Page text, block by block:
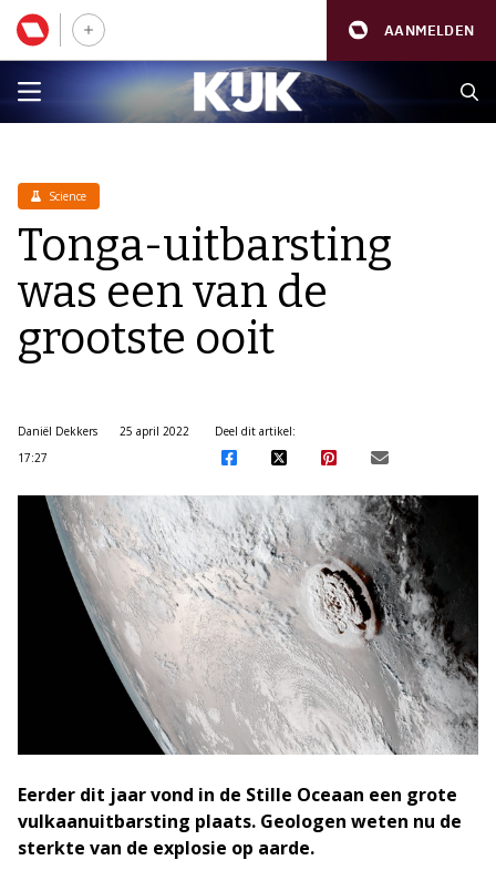
AANMELDEN
Science
Tonga-uitbarsting
was een van de
grootste ooit
Daniël Dekkers
25 april 2022
17:27
Deel dit artikel:
Eerder dit jaar vond in de Stille Oceaan een grote
vulkaanuitbarsting plaats. Geologen weten nu de
sterkte van de explosie op aarde.